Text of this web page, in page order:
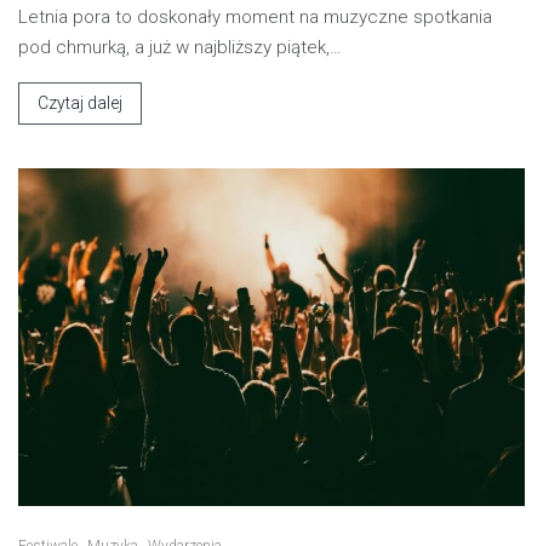
Letnia pora to doskonały moment na muzyczne spotkania
pod chmurką, a już w najbliższy piątek,…
Czytaj dalej